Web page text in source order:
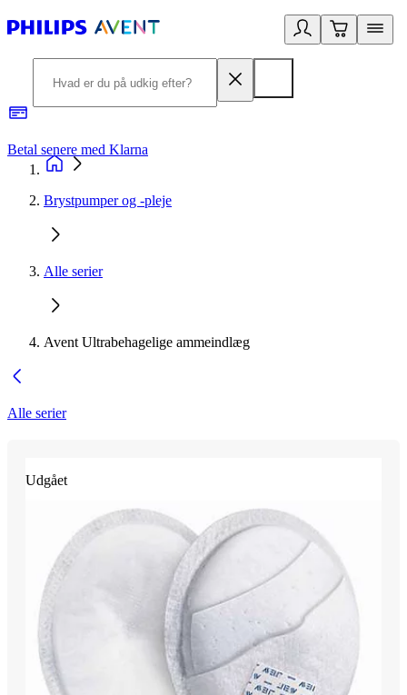
Betal senere med Klarna
Brystpumper og -pleje
Alle serier
Avent Ultrabehagelige ammeindlæg
Alle serier
Udgået